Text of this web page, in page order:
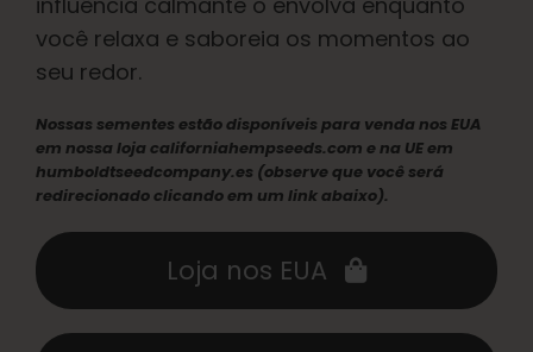
você relaxa e saboreia os momentos ao
seu redor.
Nossas sementes estão disponíveis para venda nos EUA
em nossa loja californiahempseeds.com e na UE em
humboldtseedcompany.es (observe que você será
redirecionado clicando em um link abaixo).
Loja nos EUA